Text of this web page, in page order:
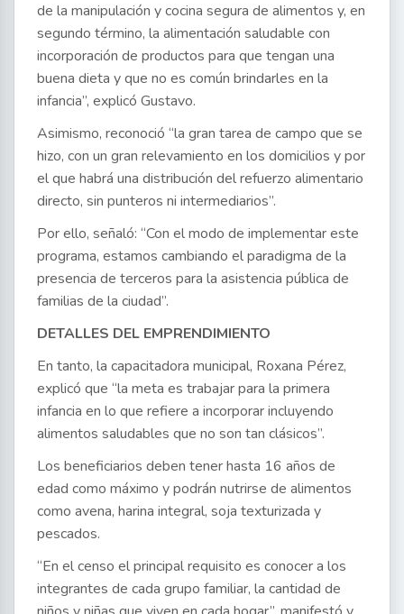
de la manipulación y cocina segura de alimentos y, en
segundo término, la alimentación saludable con
incorporación de productos para que tengan una
buena dieta y que no es común brindarles en la
infancia”, explicó Gustavo.
Asimismo, reconoció “la gran tarea de campo que se
hizo, con un gran relevamiento en los domicilios y por
el que habrá una distribución del refuerzo alimentario
directo, sin punteros ni intermediarios”.
Por ello, señaló: “Con el modo de implementar este
programa, estamos cambiando el paradigma de la
presencia de terceros para la asistencia pública de
familias de la ciudad”.
DETALLES DEL EMPRENDIMIENTO
En tanto, la capacitadora municipal, Roxana Pérez,
explicó que “la meta es trabajar para la primera
infancia en lo que refiere a incorporar incluyendo
alimentos saludables que no son tan clásicos”.
Los beneficiarios deben tener hasta 16 años de
edad como máximo y podrán nutrirse de alimentos
como avena, harina integral, soja texturizada y
pescados.
“En el censo el principal requisito es conocer a los
integrantes de cada grupo familiar, la cantidad de